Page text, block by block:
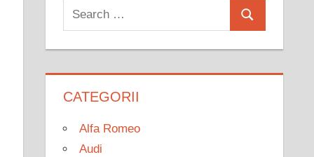
Search
for:
Search
CATEGORII
Alfa Romeo
Audi